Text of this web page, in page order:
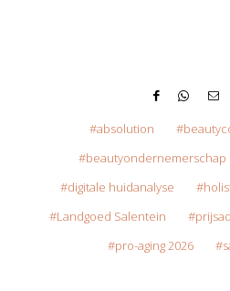
absolution
beautyondernemerschap
digitale huidanalyse
Landgoed Salentein
pro-aging 2026